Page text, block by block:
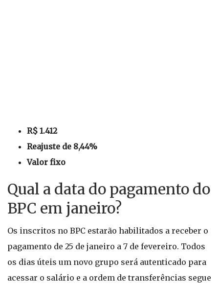
R$ 1.412
Reajuste de 8,44%
Valor fixo
Qual a data do pagamento do
BPC em janeiro?
Os inscritos no BPC estarão habilitados a receber o
pagamento de 25 de janeiro a 7 de fevereiro. Todos
os dias úteis um novo grupo será autenticado para
acessar o salário e a ordem de transferências segue